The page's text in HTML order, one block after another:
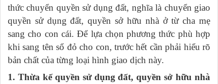
thức chuyển quyền sử dụng đất, nghĩa là chuyển giao
quyền sử dụng đất, quyền sở hữu nhà ở từ cha mẹ
sang cho con cái. Để lựa chọn phương thức phù hợp
khi sang tên sổ đỏ cho con, trước hết cần phải hiểu rõ
bản chất của từng loại hình giao dịch này.
1. Thừa kế quyền sử dụng đất, quyền sở hữu nhà